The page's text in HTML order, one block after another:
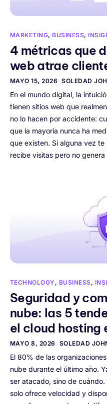
MARKETING, BUSINESS,
4 métricas que
web atrae
MAYO 15, 2026 SOLEDAD
En el mundo digital, la
tienen sitios web que
no lo hacen por accidente:
que la mayoría nunca ha
que existen. Si alguna vez
recibe visitas pero no
TECHNOLOGY , BUSINESS,
Seguridad y
nube: las 5
el cloud
MAYO 8, 2026 SOLEDAD
El 80% de las
nube durante el último año.
ser atacado, sino de
solo ofrece velocidad y